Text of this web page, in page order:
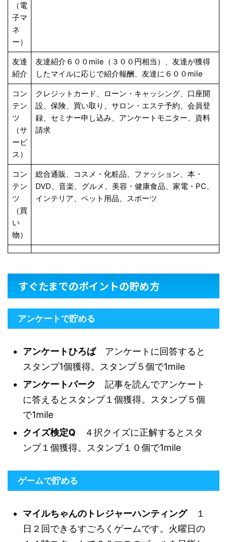
（電
子マ
ネ
ー）
友達
紹介
友達紹介６００mile（３００円相当）、友達が獲得
したマイルに応じで紹介報酬、友達に６００mile
コン
テン
ツ
（サ
ービ
ス）
クレジットカード、ローン・キャッシング、口座開
設、保険、買い取り、サロン・エステ予約、会員登
録、セミナー申し込み、アンケートモニター、資料
請求
コン
テン
ツ
（買
い
物）
総合通販、コスメ・化粧品、ファッション、本・
DVD、音楽、グルメ、美容・健康食品、家電・PC、
インテリア、ペット用品、スポーツ
すぐたまでのポイントの貯め方
アンケートで貯める
アンケートひろばアンケートに回答すると
スタンプ1個獲得。スタンプ５個で1mile
アンケートパーク 記事を読んでアンケート
に答えるとスタンプ１個獲得。スタンプ５個
で1mile
クイズ検定Q ４択クイズに正解するとスタ
ンプ１個獲得。スタンプ１０個で1mile
ゲームで貯める
マイルちゃんのトレジャーハンティング１
日２回できるすごろくゲームです。火曜日の